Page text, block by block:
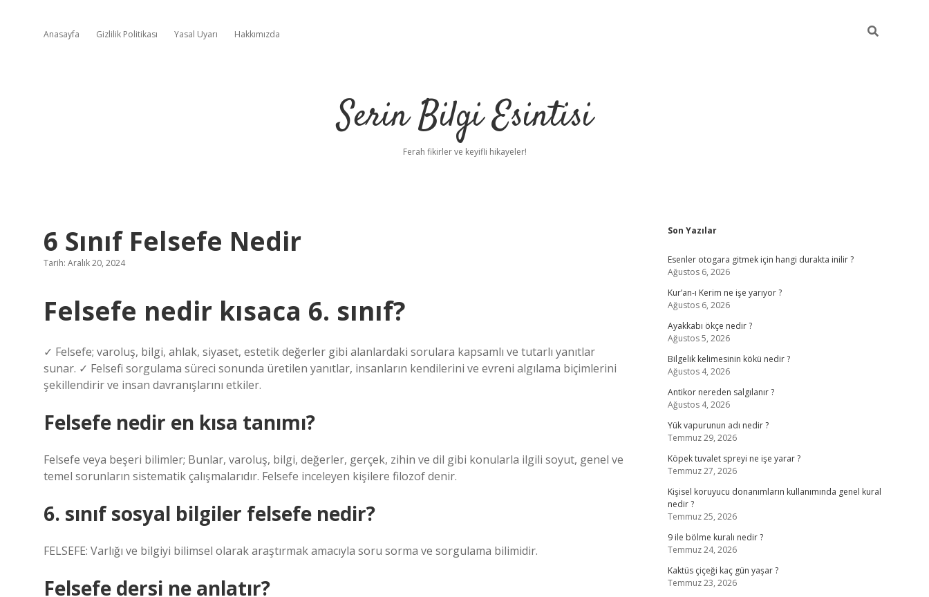
Anasayfa Gizlilik Politikası Yasal Uyarı Hakkımızda
Serin Bilgi Esintisi
Ferah fikirler ve keyifli hikayeler!
6 Sınıf Felsefe Nedir
Tarih: Aralık 20, 2024
Felsefe nedir kısaca 6. sınıf?
✓ Felsefe; varoluş, bilgi, ahlak, siyaset, estetik değerler gibi alanlardaki sorulara kapsamlı ve tutarlı yanıtlar
sunar. ✓ Felsefi sorgulama süreci sonunda üretilen yanıtlar, insanların kendilerini ve evreni algılama biçimlerini
şekillendirir ve insan davranışlarını etkiler.
Felsefe nedir en kısa tanımı?
Felsefe veya beşeri bilimler; Bunlar, varoluş, bilgi, değerler, gerçek, zihin ve dil gibi konularla ilgili soyut, genel ve
temel sorunların sistematik çalışmalarıdır. Felsefe inceleyen kişilere filozof denir.
6. sınıf sosyal bilgiler felsefe nedir?
FELSEFE: Varlığı ve bilgiyi bilimsel olarak araştırmak amacıyla soru sorma ve sorgulama bilimidir.
Felsefe dersi ne anlatır?
Sidebar
Son Yazılar
Esenler otogara gitmek için hangi durakta inilir ?
Ağustos 6, 2026
Kur’an-ı Kerim ne işe yarıyor ?
Ağustos 6, 2026
Ayakkabı ökçe nedir ?
Ağustos 5, 2026
Bilgelik kelimesinin kökü nedir ?
Ağustos 4, 2026
Antikor nereden salgılanır ?
Ağustos 4, 2026
Yük vapurunun adı nedir ?
Temmuz 29, 2026
Köpek tuvalet spreyi ne işe yarar ?
Temmuz 27, 2026
Kişisel koruyucu donanımların kullanımında genel kural
nedir ?
Temmuz 25, 2026
9 ile bölme kuralı nedir ?
Temmuz 24, 2026
Kaktüs çiçeği kaç gün yaşar ?
Temmuz 23, 2026